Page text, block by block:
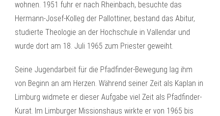
wohnen. 1951 fuhr er nach Rheinbach, besuchte das
Hermann-Josef-Kolleg der Pallottiner, bestand das Abitur,
studierte Theologie an der Hochschule in Vallendar und
wurde dort am 18. Juli 1965 zum Priester geweiht.
Seine Jugendarbeit für die Pfadfinder-Bewegung lag ihm
von Beginn an am Herzen. Während seiner Zeit als Kaplan in
Limburg widmete er dieser Aufgabe viel Zeit als Pfadfinder-
Kurat. Im Limburger Missionshaus wirkte er von 1965 bis